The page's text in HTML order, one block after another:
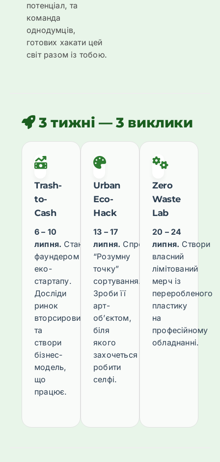
потенціал, та
команда
однодумців,
готових хакати цей
світ разом із тобою.
3 тижні — 3 виклики
Trash-
to-
Cash
6 – 10
липня. Стань
фаундером
еко-
стартапу.
Досліди
ринок
вторсировини
та
створи
бізнес-
модель,
що
працює.
Urban
Eco-
Hack
13 – 17
липня. Спроектуй
“Розумну
точку”
сортування.
Зроби її
арт-
об’єктом,
біля
якого
захочеться
робити
селфі.
Zero
Waste
Lab
20 – 24
липня. Створи
власний
лімітований
мерч із
переробленого
пластику
на
професійному
обладнанні.